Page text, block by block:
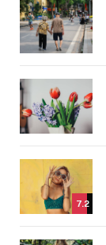
7.2